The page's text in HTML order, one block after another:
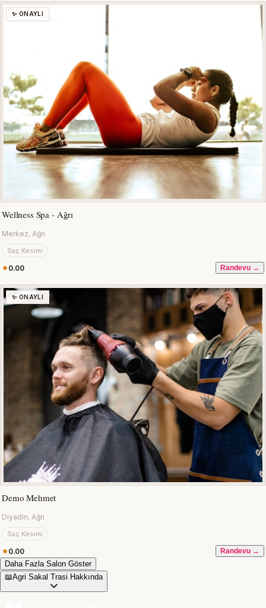
✨ ONAYLI
Wellness Spa - Ağrı
Merkez, Ağrı
Saç Kesimi
0.00 Randevu →
✨ ONAYLI
Demo Mehmet
Diyadin, Ağrı
Saç Kesimi
0.00 Randevu →
Daha Fazla Salon Göster
📖Agri Sakal Trasi Hakkında